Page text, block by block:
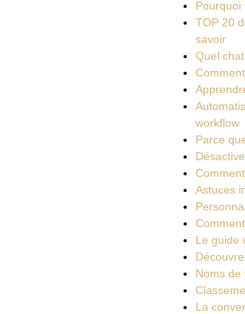
Pourquoi
TOP 20
savoir
Quel
workflow
Parce
Astuces
Le guide
Noms de
La